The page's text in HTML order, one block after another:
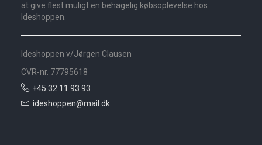
at give flest muligt en behagelig købsoplevelse hos
Ideshoppen.
Ideshoppen v/Jørgen Clausen
CVR-nr. 77795618
+45 32 11 93 93
ideshoppen@mail.dk